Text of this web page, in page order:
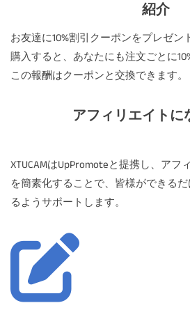
紹介
お友達に10%割引クーポンをプレゼ
購入すると、あなたにも注文ごとに
この報酬はクーポンと交換できます。
アフィリエイトに
XTUCAMはUpPromoteと提携し、アフ
を簡素化することで、皆様ができる
るようサポートします。